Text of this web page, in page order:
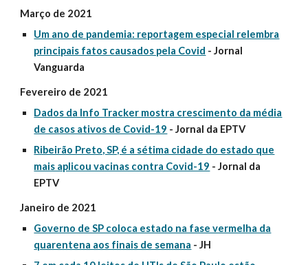
Março de 2021
Um ano de pandemia: reportagem especial relembra
principais fatos causados pela Covid - Jornal
Vanguarda
Fevereiro de 2021
Dados da Info Tracker mostra crescimento da média
de casos ativos de Covid-19 - Jornal da EPTV
Ribeirão Preto, SP, é a sétima cidade do estado que
mais aplicou vacinas contra Covid-19 - Jornal da
EPTV
Janeiro de 2021
Governo de SP coloca estado na fase vermelha da
quarentena aos finais de semana - JH